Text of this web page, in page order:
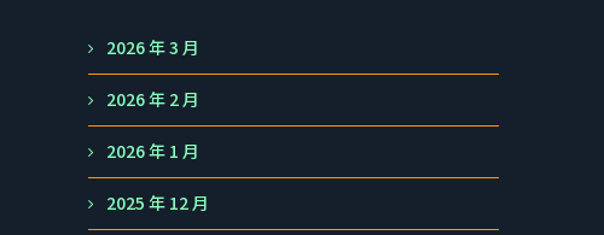
2026 年 3 月
2026 年 2 月
2026 年 1 月
2025 年 12 月